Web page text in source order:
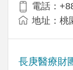
電話：
地址：桃
長庚醫療財